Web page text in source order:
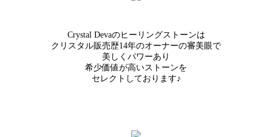
Crystal Devaのヒーリングストーンは
クリスタル販売歴14年のオーナーの審美眼で
美しくパワーあり
希少価値が高いストーンを
セレクトしております♪